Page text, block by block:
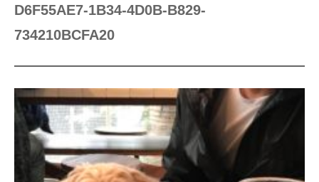
D6F55AE7-1B34-4D0B-B829-
734210BCFA20